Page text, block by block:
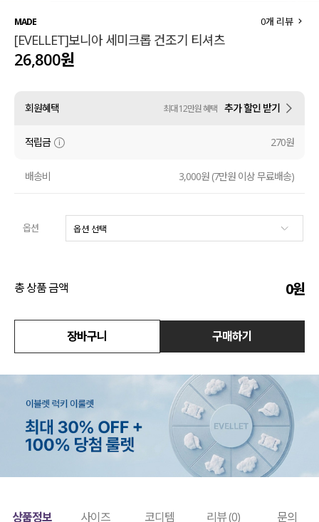
티셔츠
셔츠
원피스
니트
언더웨어
MADE
[EVELLET]보니아 세미크롭 건조기 티셔츠
0개 리뷰
26,800원
회원혜택 최대 12만원 혜택 추가 할인 받기
적립금 270원
배송비 3,000원 (7만원 이상 무료배송)
옵션
총 상품 금액 0원
장바구니 구매하기
상품정보 사이즈 코디템 리뷰 (0) 문의